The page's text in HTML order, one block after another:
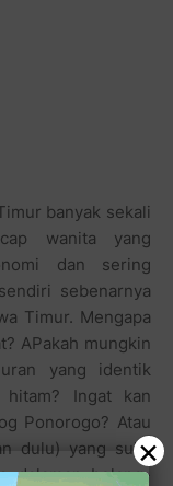
banyak sekali
wanita yang
dan sering
sebenarnya
Timur. Mengapa
APakah mungkin
yang identik
hitam? Ingat kan
Ponorogo? Atau
dulu) yang suka
dalaman belang-
×